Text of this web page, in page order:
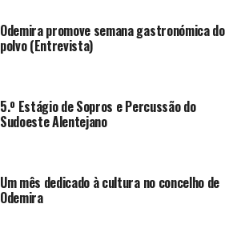
Odemira promove semana gastronómica do
polvo (Entrevista)
5.º Estágio de Sopros e Percussão do
Sudoeste Alentejano
Um mês dedicado à cultura no concelho de
Odemira